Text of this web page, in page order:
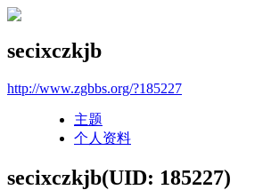
secixczkjb
http://www.zgbbs.org/?185227
主题
个人资料
secixczkjb(UID: 185227)